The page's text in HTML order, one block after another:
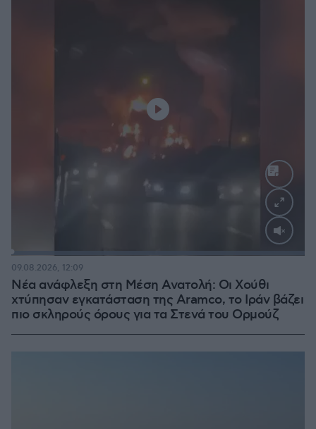
Νέα ανάφλεξη στη Μέση Ανατολή: Οι Χούθι
χτύπησαν εγκατάσταση της Aramco, το Ιράν βάζει
πιο σκληρούς όρους για τα Στενά του Ορμούζ
09.08.2026, 12:09